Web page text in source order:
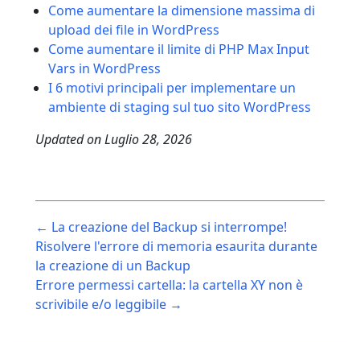
Come aumentare la dimensione massima di
upload dei file in WordPress
Come aumentare il limite di PHP Max Input
Vars in WordPress
I 6 motivi principali per implementare un
ambiente di staging sul tuo sito WordPress
Updated onLuglio 28, 2026
navigation
← La creazione del Backup si interrompe!
Risolvere l'errore di memoria esaurita durante
la creazione di un Backup
Errore permessi cartella: la cartella XY non è
scrivibile e/o leggibile →